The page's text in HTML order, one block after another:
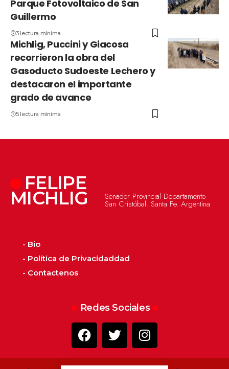
Parque Fotovoltaico de San
Guillermo
3 lectura mínima
Michlig, Puccini y Giacosa
recorrieron la obra del
Gasoducto Sudoeste Lechero y
destacaron el importante
grado de avance
5 lectura mínima
FELIPE
MICHLIG Senador Provincial Departamento
San Cristóbal. Santa Fe. Argentina
- Bio
- Política de Privacidaddad
- Contactenos
Redes Sociales